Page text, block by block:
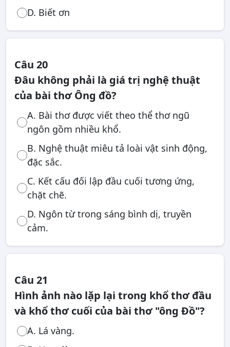
D. Biết ơn
Câu 20
Đâu không phải là giá trị nghệ thuật
của bài thơ Ông đồ?
A. Bài thơ được viết theo thể thơ ngũ
ngôn gồm nhiều khổ.
B. Nghệ thuật miêu tả loài vật sinh động,
đặc sắc.
C. Kết cấu đối lập đầu cuối tương ứng,
chặt chẽ.
D. Ngôn từ trong sáng bình dị, truyền
cảm.
Câu 21
Hình ảnh nào lặp lại trong khổ thơ đầu
và khổ thơ cuối của bài thơ "ông Đồ"?
A. Lá vàng.